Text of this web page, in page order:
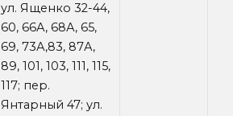
ул. Ященко 32-44,
60, 66А, 68А, 65,
69, 73А,83, 87А,
89, 101, 103, 111, 115,
117; пер.
Янтарный 47; ул.